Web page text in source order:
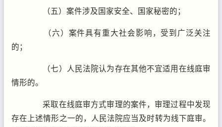
（五）案件涉及国家安全、国家秘密的；
（六）案件具有重大社会影响，受到广泛关注
的；
（七）人民法院认为存在其他不宜适用在线庭审
情形的。
采取在线庭审方式审理的案件，审理过程中发现
存在上述情形之一的，人民法院应当及时转为线下庭审。